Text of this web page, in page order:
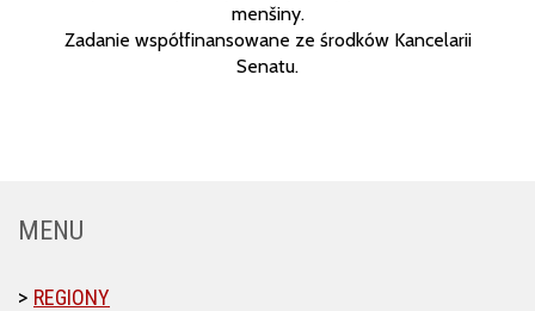
menšiny.
Zadanie współfinansowane ze środków Kancelarii
Senatu.
MENU
REGIONY